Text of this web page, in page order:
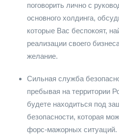
поговорить лично с
основного холдинга,
которые Вас беспокоят,
реализации своего
желание.
Сильная служба
пребывая на территории
будете находиться под
безопасности, которая
форс-мажорных